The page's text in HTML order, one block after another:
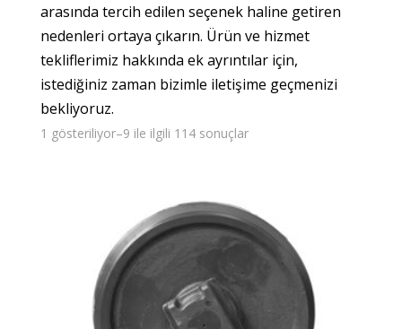
arasında tercih edilen seçenek haline getiren
nedenleri ortaya çıkarın. Ürün ve hizmet
tekliflerimiz hakkında ek ayrıntılar için,
istediğiniz zaman bizimle iletişime geçmenizi
bekliyoruz.
1 gösteriliyor–9 ile ilgili 114 sonuçlar